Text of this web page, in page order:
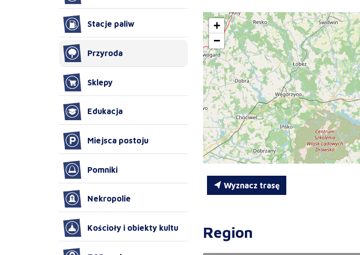
+
−
Wyznacz trasę
Region
Stacje paliw
Przyroda
Sklepy
Edukacja
Miejsca postoju
Pomniki
Nekropolie
Kościoły i obiekty kultu